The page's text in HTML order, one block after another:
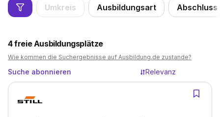
Umkreis Ausbildungsart Abschluss
4freie Ausbildungsplätze
Wie kommen die Suchergebnisse auf Ausbildung.de zustande?
Suche abonnieren Relevanz